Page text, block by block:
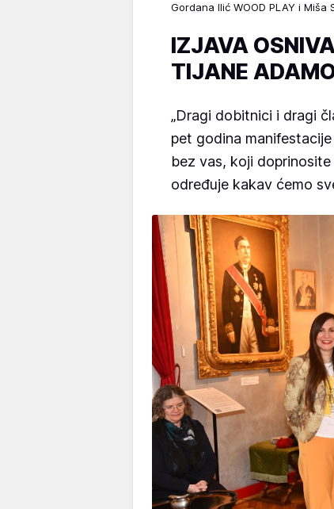
Gordana Ilić WOOD PLAY i Miša
IZJAVA
TIJANE
„Dragi dobitnici i dragi
pet godina
bez vas, koji
određuje kakav ćemo